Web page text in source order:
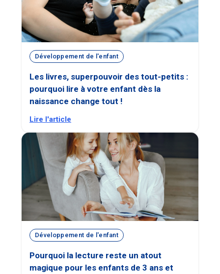
Développement de l'enfant
Les livres, superpouvoir des tout-petits :
pourquoi lire à votre enfant dès la
naissance change tout !
Lire l'article
Développement de l'enfant
Pourquoi la lecture reste un atout
magique pour les enfants de 3 ans et